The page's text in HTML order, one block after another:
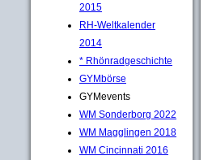
2015
RH-Weltkalender
2014
* Rhönradgeschichte
GYMbörse
GYMevents
WM Sonderborg 2022
WM Magglingen 2018
WM Cincinnati 2016